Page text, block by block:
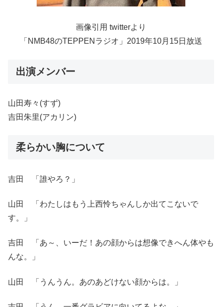
画像引用 twitterより
「NMB48のTEPPENラジオ」2019年10月15日放送
出演メンバー
山田寿々(すず)
吉田朱里(アカリン)
柔らかい胸について
吉田 「誰やろ？」
山田 「わたしはもう上西怜ちゃんしか出てこないで
す。」
吉田 「あ～、いーだ！あの顔からは想像できへん体やも
んな。」
山田 「うんうん。あのあどけない顔からは。」